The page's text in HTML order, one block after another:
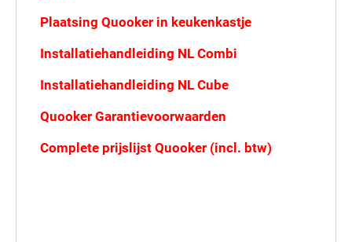
Plaatsing Quooker in keukenkastje
Installatiehandleiding NL Combi
Installatiehandleiding NL Cube
Quooker Garantievoorwaarden
Complete prijslijst Quooker (incl. btw)